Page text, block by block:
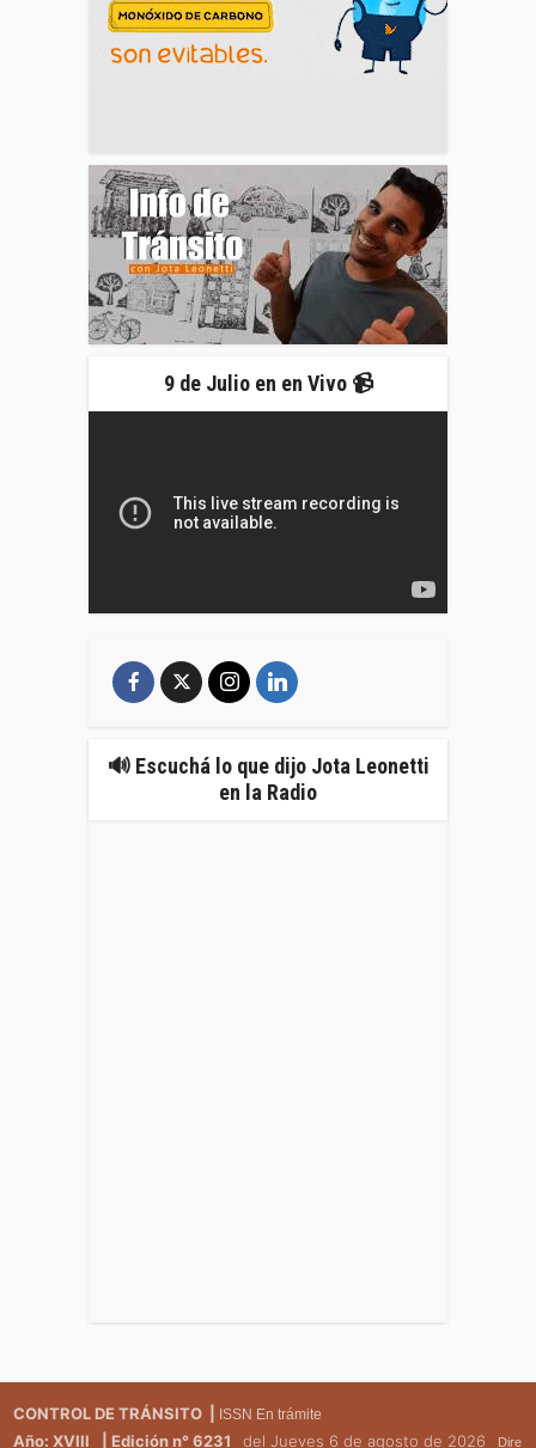
9 de Julio en en Vivo 📹
🔊 Escuchá lo que dijo Jota Leonetti
en la Radio
CONTROL DE TRÁNSITO | ISSN En trámite
Año: XVIII | Edición n° 6231 del Jueves 6 de agosto de 2026 Dire